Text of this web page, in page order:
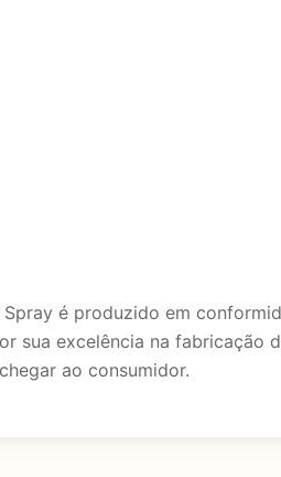
é produzido em
sua excelência na fabricação
ao consumidor.